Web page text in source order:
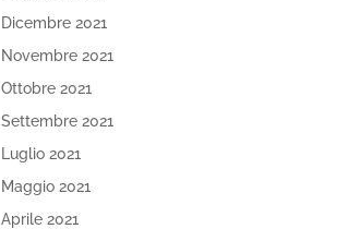
Dicembre 2021
Novembre 2021
Ottobre 2021
Settembre 2021
Luglio 2021
Maggio 2021
Aprile 2021